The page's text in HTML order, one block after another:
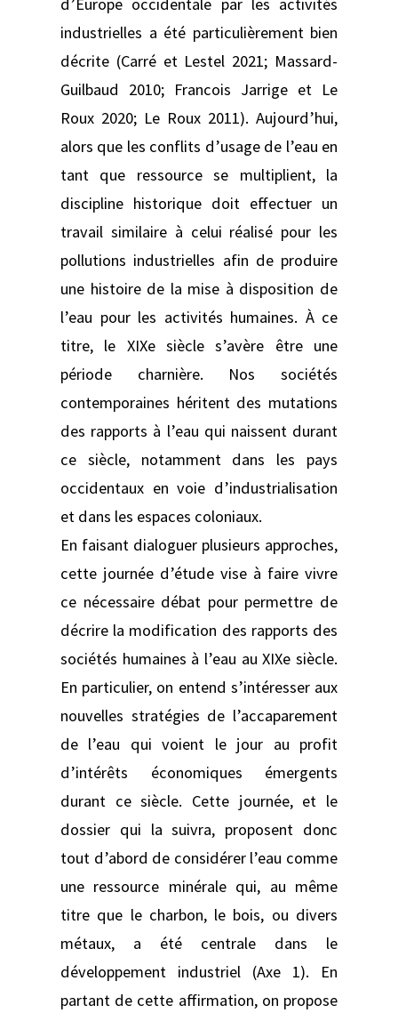
industrielles a été particulièrement bien
décrite (Carré et Lestel 2021; Massard-
Guilbaud 2010; Francois Jarrige et Le
Roux 2020; Le Roux 2011). Aujourd’hui,
alors que les conflits d’usage de l’eau en
tant que ressource se multiplient, la
discipline historique doit effectuer un
travail similaire à celui réalisé pour les
pollutions industrielles afin de produire
une histoire de la mise à disposition de
l’eau pour les activités humaines. À ce
titre, le XIXe siècle s’avère être une
période charnière. Nos sociétés
contemporaines héritent des mutations
des rapports à l’eau qui naissent durant
ce siècle, notamment dans les pays
occidentaux en voie d’industrialisation
et dans les espaces coloniaux.
En faisant dialoguer plusieurs approches,
cette journée d’étude vise à faire vivre
ce nécessaire débat pour permettre de
décrire la modification des rapports des
sociétés humaines à l’eau au XIXe siècle.
En particulier, on entend s’intéresser aux
nouvelles stratégies de l’accaparement
de l’eau qui voient le jour au profit
d’intérêts économiques émergents
durant ce siècle. Cette journée, et le
dossier qui la suivra, proposent donc
tout d’abord de considérer l’eau comme
une ressource minérale qui, au même
titre que le charbon, le bois, ou divers
métaux, a été centrale dans le
développement industriel (Axe 1). En
partant de cette affirmation, on propose